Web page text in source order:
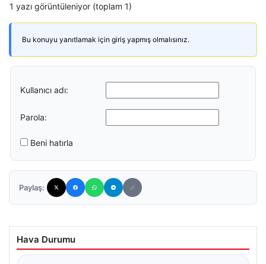
1 yazı görüntüleniyor (toplam 1)
Bu konuyu yanıtlamak için giriş yapmış olmalısınız.
Kullanıcı adı:
Parola:
Beni hatırla
Paylaş:
Hava Durumu